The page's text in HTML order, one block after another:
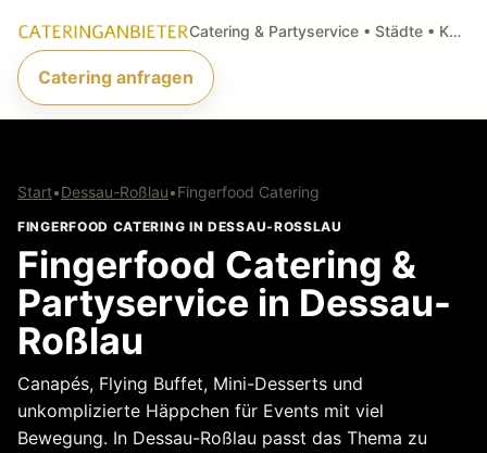
Catering & Partyservice • Städte • Küchenarten • Anfragen
Catering anfragen
Start•Dessau-Roßlau•Fingerfood Catering
FINGERFOOD CATERING IN DESSAU-ROSSLAU
Fingerfood Catering &
Partyservice in Dessau-
Roßlau
Canapés, Flying Buffet, Mini-Desserts und
unkomplizierte Häppchen für Events mit viel
Bewegung. In Dessau-Roßlau passt das Thema zu